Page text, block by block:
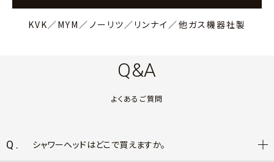
KVK／MYM／ノーリツ／リンナイ／他ガス機器社製
Q&A
よくあるご質問
Q. シャワーヘッドはどこで買えますか。